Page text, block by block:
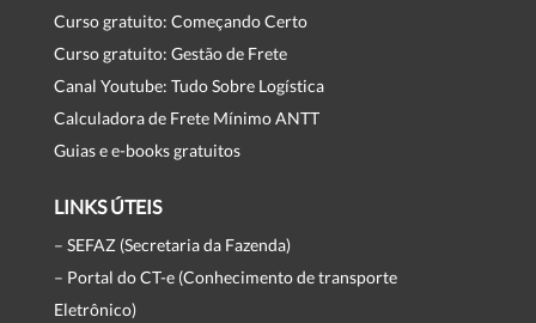
Curso gratuito: Começando Certo
Curso gratuito: Gestão de Frete
Canal Youtube: Tudo Sobre Logística
Calculadora de Frete Mínimo ANTT
Guias e e-books gratuitos
LINKS ÚTEIS
– SEFAZ (Secretaria da Fazenda)
– Portal do CT-e (Conhecimento de transporte
Eletrônico)